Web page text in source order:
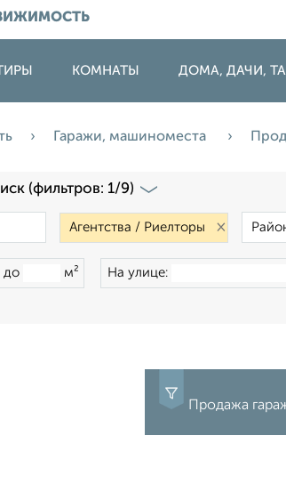
КОМНАТЫ ДОМА, ДАЧИ,
Гаражи, машиноместа
(фильтров: 1/9)
×
до м² На улице:
Продажа